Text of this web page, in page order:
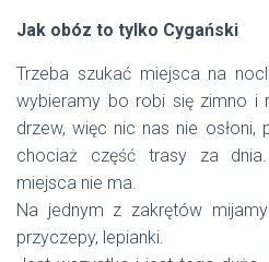
Jak obóz to tylko Cygański
Trzeba szukać miejsca na
wybieramy bo robi się zimno i
drzew, więc nic nas nie
chociaż część trasy za
miejsca nie ma.
Na jednym z zakrętów
przyczepy, lepianki.